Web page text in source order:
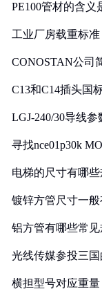
PE100管材的含义
工业厂房载重标
CONOSTAN公司
C13和C14插头国
LGJ-240/30导线
寻找nce01p30k
电梯的尺寸有哪些
镀锌方管尺寸一
铝方管有哪些常见
光线传媒参投三
横担型号对应重量